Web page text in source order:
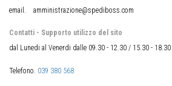
email. amministrazione@spediboss.com
Contatti - Supporto utilizzo del sito
dal Lunedi al Venerdi dalle 09.30 - 12.30 / 15.30 - 18.30
Telefono. 039 380 568